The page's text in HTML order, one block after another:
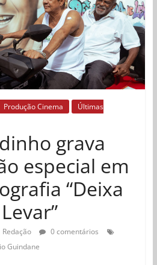
Produção Cinema
Últimas
grava
especial em
“Deixa
Redação
0 comentários
Guindane